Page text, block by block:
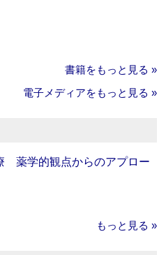
書籍をもっと見る »
電子メディアをもっと見る »
薬学的観点からのアプロー
もっと見る »